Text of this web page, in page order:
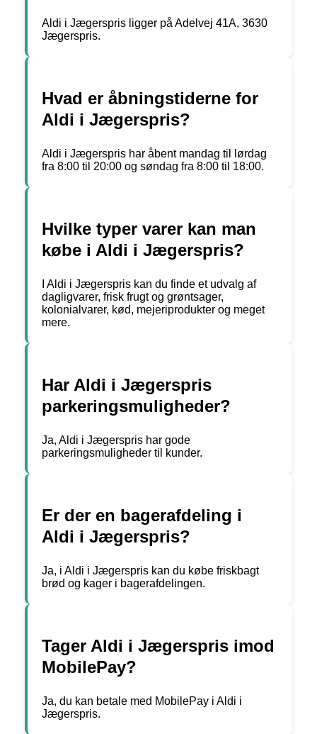
Aldi i Jægerspris ligger på Adelvej 41A, 3630
Jægerspris.
Hvad er åbningstiderne for
Aldi i Jægerspris?
Aldi i Jægerspris har åbent mandag til lørdag
fra 8:00 til 20:00 og søndag fra 8:00 til 18:00.
Hvilke typer varer kan man
købe i Aldi i Jægerspris?
I Aldi i Jægerspris kan du finde et udvalg af
dagligvarer, frisk frugt og grøntsager,
kolonialvarer, kød, mejeriprodukter og meget
mere.
Har Aldi i Jægerspris
parkeringsmuligheder?
Ja, Aldi i Jægerspris har gode
parkeringsmuligheder til kunder.
Er der en bagerafdeling i
Aldi i Jægerspris?
Ja, i Aldi i Jægerspris kan du købe friskbagt
brød og kager i bagerafdelingen.
Tager Aldi i Jægerspris imod
MobilePay?
Ja, du kan betale med MobilePay i Aldi i
Jægerspris.